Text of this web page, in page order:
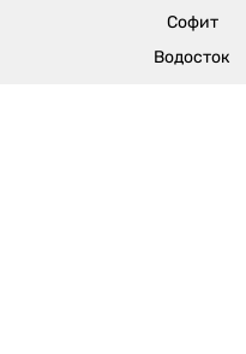
Софит
Водосток